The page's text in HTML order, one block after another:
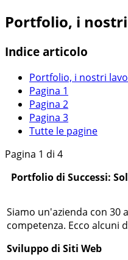
Portfolio, i
Indice articolo
Portfolio, i nostri
Pagina 1
Pagina 2
Pagina 3
Tutte le pagine
Pagina 1 di 4
Portfolio di Successi:
Siamo un'azienda con 30
competenza. Ecco alcuni
Sviluppo di Siti Web